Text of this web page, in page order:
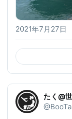
2021年7月27日
たく@